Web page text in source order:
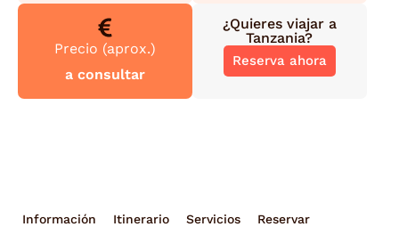
Precio (aprox.)
a consultar
¿Quieres viajar a
Tanzania?
Reserva ahora
Información Itinerario Servicios Reservar